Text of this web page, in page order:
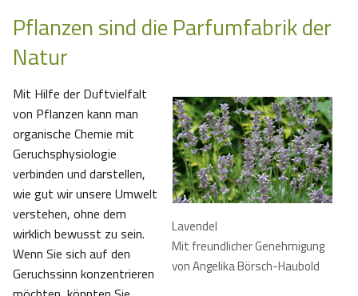
Pflanzen sind die Parfumfabrik der
Natur
Lavendel
Mit freundlicher Genehmigung
von Angelika Börsch-Haubold
Mit Hilfe der Duftvielfalt
von Pflanzen kann man
organische Chemie mit
Geruchsphysiologie
verbinden und darstellen,
wie gut wir unsere Umwelt
verstehen, ohne dem
wirklich bewusst zu sein.
Wenn Sie sich auf den
Geruchssinn konzentrieren